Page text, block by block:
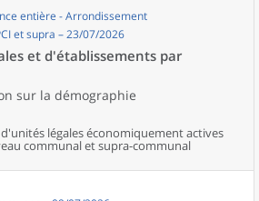
entière - Arrondissement
et supra – 23/07/2026
et d'établissements par
sur la démographie
légales économiquement actives
communal et supra-communal